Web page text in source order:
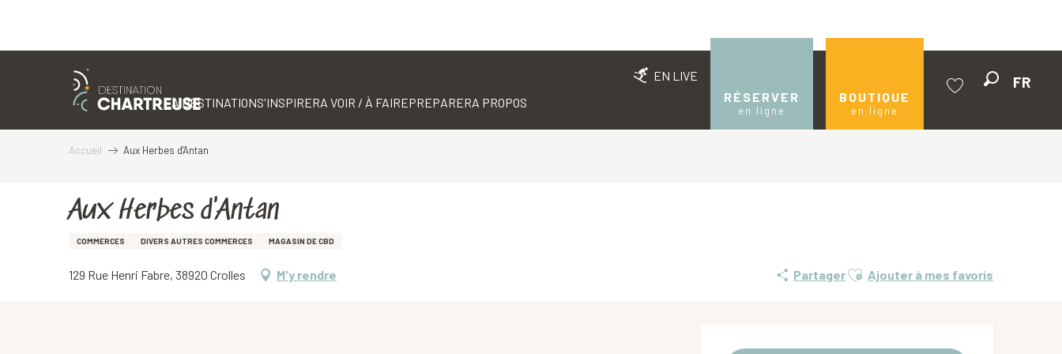
EN LIVE
RÉSERVER
en ligne
BOUTIQUE
en ligne
FR
LA DESTINATIONS'INSPIRERA VOIR / À FAIREPREPARERA PROPOS
Accueil Aux Herbes d'Antan
Aux Herbes d'Antan
COMMERCES DIVERS AUTRES COMMERCES MAGASIN DE CBD
129 Rue Henri Fabre, 38920 Crolles M'y rendre PartagerAjouter aux favoris
Ajouter à mes favoris